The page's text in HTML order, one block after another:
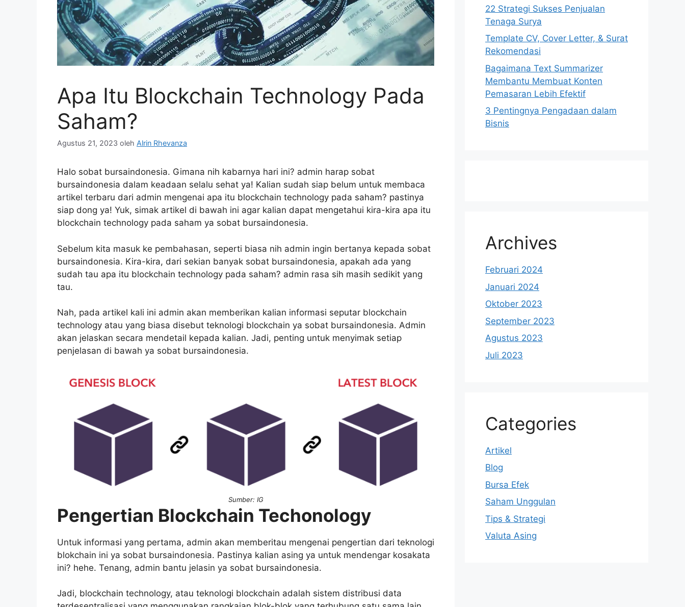
Apa Itu Blockchain Technology Pada
Saham?
Agustus 21, 2023 oleh Alrin Rhevanza
Halo sobat bursaindonesia. Gimana nih kabarnya hari ini? admin harap sobat
bursaindonesia dalam keadaan selalu sehat ya! Kalian sudah siap belum untuk membaca
artikel terbaru dari admin mengenai apa itu blockchain technology pada saham? pastinya
siap dong ya! Yuk, simak artikel di bawah ini agar kalian dapat mengetahui kira-kira apa itu
blockchain technology pada saham ya sobat bursaindonesia.
Sebelum kita masuk ke pembahasan, seperti biasa nih admin ingin bertanya kepada sobat
bursaindonesia. Kira-kira, dari sekian banyak sobat bursaindonesia, apakah ada yang
sudah tau apa itu blockchain technology pada saham? admin rasa sih masih sedikit yang
tau.
Nah, pada artikel kali ini admin akan memberikan kalian informasi seputar blockchain
technology atau yang biasa disebut teknologi blockchain ya sobat bursaindonesia. Admin
akan jelaskan secara mendetail kepada kalian. Jadi, penting untuk menyimak setiap
penjelasan di bawah ya sobat bursaindonesia.
Sumber: IG
Pengertian Blockchain Techonology
Untuk informasi yang pertama, admin akan memberitau mengenai pengertian dari teknologi
blokchain ini ya sobat bursaindonesia. Pastinya kalian asing ya untuk mendengar kosakata
ini? hehe. Tenang, admin bantu jelasin ya sobat bursaindonesia.
Jadi, blockchain technology, atau teknologi blockchain adalah sistem distribusi data
22 Strategi Sukses Penjualan
Tenaga Surya
Template CV, Cover Letter, & Surat
Rekomendasi
Bagaimana Text Summarizer
Membantu Membuat Konten
Pemasaran Lebih Efektif
3 Pentingnya Pengadaan dalam
Bisnis
Archives
Februari 2024
Januari 2024
Oktober 2023
September 2023
Agustus 2023
Juli 2023
Categories
Artikel
Blog
Bursa Efek
Saham Unggulan
Tips & Strategi
Valuta Asing